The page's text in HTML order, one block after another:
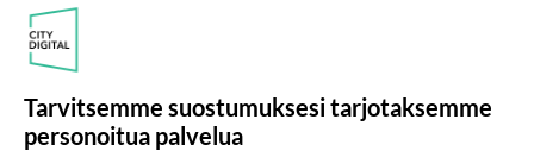
Voiko meidän välit
Koskaan parantua tästä?
05.08.2026 05:34
Ikävä
Tarvitsemme suostumuksesi tarjotaksemme
personoitua palvelua